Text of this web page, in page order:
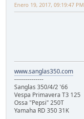
Enero 19, 2017, 09:19:47 PM
www.sanglas350.com
---------------
Sanglas 350/4/2 '66
Vespa Primavera T3 125
Ossa "Pepsi" 250T
Yamaha RD 350 31K